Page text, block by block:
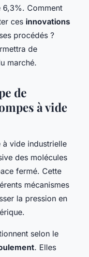
6,3%. Comment
ces innovations
procédés ?
de
marché.
de
à vide
vide industrielle
des molécules
fermé. Cette
mécanismes
la pression en
selon le
. Elles